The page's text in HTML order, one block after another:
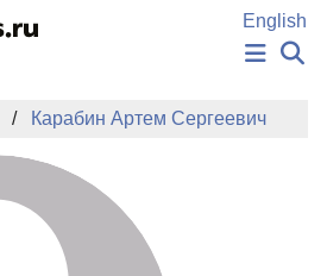
English
НОВОСТИ
АВТОРЫ
РУКОПИСЬ
БАЗА ЗНАНИЙ
СЛОВА
Карабин Артем Сергеевич